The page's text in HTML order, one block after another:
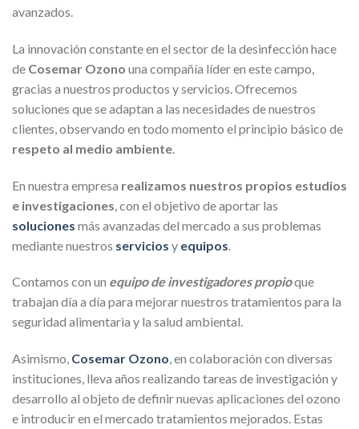
avanzados.
La innovación constante en el sector de la desinfección hace
de Cosemar Ozono una compañía líder en este campo,
gracias a nuestros productos y servicios. Ofrecemos
soluciones que se adaptan a las necesidades de nuestros
clientes, observando en todo momento el principio básico de
respeto al medio ambiente
En nuestra empresa realizamos nuestros propios estudios
e investigaciones , con el objetivo de aportar las
soluciones más avanzadas del mercado a sus problemas
mediante nuestros servicios y equipos
Contamos con un equipo de investigadores propioque
trabajan día a día para mejorar nuestros tratamientos para la
seguridad alimentaria y la salud ambiental.
Asimismo, Cosemar Ozono, en colaboración con diversas
instituciones, lleva años realizando tareas de investigación y
desarrollo al objeto de definir nuevas aplicaciones del ozono
e introducir en el mercado tratamientos mejorados. Estas